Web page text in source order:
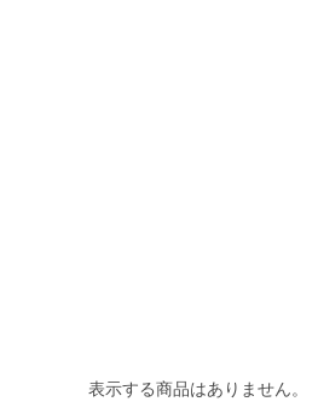
表示する商品はありません。